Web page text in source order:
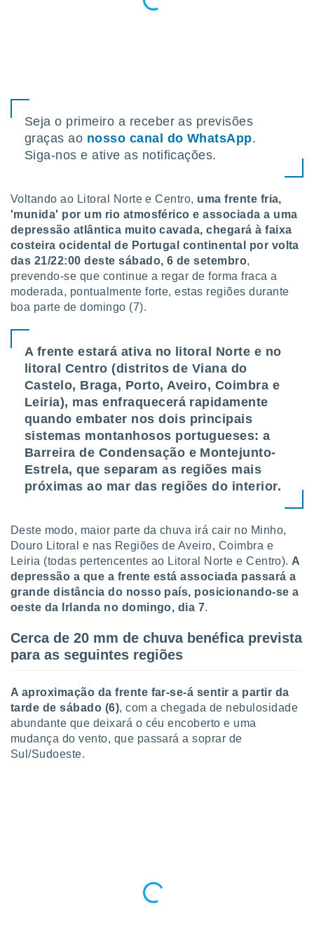
navegação
não
cookies
Pode
de
ao
nós e
únicos
e
IP e
de
possam
seus
com
qual se
tal,
seu
qualquer
em “
na
Seja o primeiro a receber as previsões
graças ao nosso canal do WhatsApp.
Siga-nos e ative as notificações.
Voltando ao Litoral Norte e Centro, uma frente fria,
'munida' por um rio atmosférico e associada a uma
depressão atlântica muito cavada, chegará à faixa
costeira ocidental de Portugal continental por volta
das 21/22:00 deste sábado, 6 de setembro,
prevendo-se que continue a regar de forma fraca a
moderada, pontualmente forte, estas regiões durante
boa parte de domingo (7).
A frente estará ativa no litoral Norte e no
litoral Centro (distritos de Viana do
Castelo, Braga, Porto, Aveiro, Coimbra e
Leiria), mas enfraquecerá rapidamente
quando embater nos dois principais
sistemas montanhosos portugueses: a
Barreira de Condensação e Montejunto-
Estrela, que separam as regiões mais
próximas ao mar das regiões do interior.
Deste modo, maior parte da chuva irá cair no Minho,
Douro Litoral e nas Regiões de Aveiro, Coimbra e
Leiria (todas pertencentes ao Litoral Norte e Centro). A
depressão a que a frente está associada passará a
grande distância do nosso país, posicionando-se a
oeste da Irlanda no domingo, dia 7.
Cerca de 20 mm de chuva benéfica prevista
para as seguintes regiões
A aproximação da frente far-se-á sentir a partir da
tarde de sábado (6), com a chegada de nebulosidade
abundante que deixará o céu encoberto e uma
mudança do vento, que passará a soprar de
Sul/Sudoeste.